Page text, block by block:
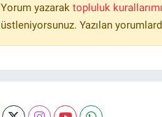
Yorum yazarak topluluk
üstleniyorsunuz. Yazılan